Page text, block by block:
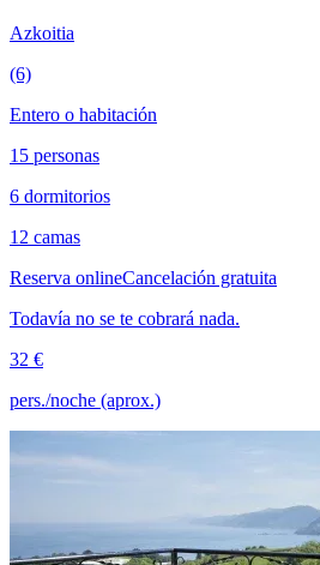
Azkoitia
(6)
Entero o habitación
15 personas
6 dormitorios
12 camas
Reserva onlineCancelación gratuita
Todavía no se te cobrará nada.
32 €
pers./noche (aprox.)